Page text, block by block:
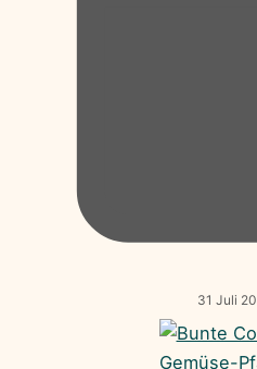
31 Juli